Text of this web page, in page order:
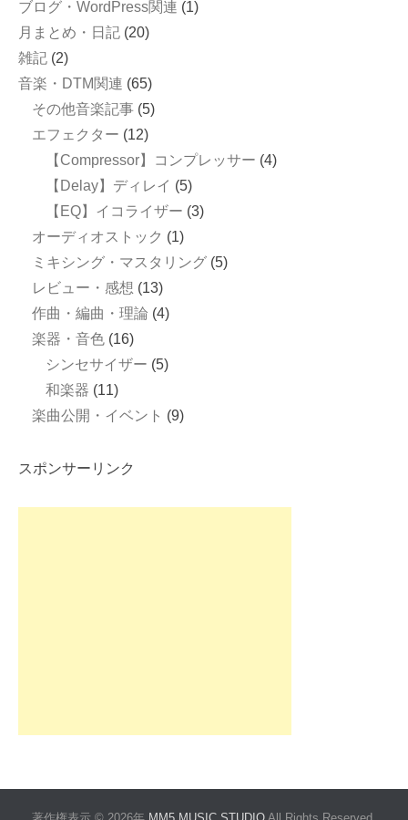
ブログ・WordPress関連 (1)
月まとめ・日記 (20)
雑記 (2)
音楽・DTM関連 (65)
その他音楽記事 (5)
エフェクター (12)
【Compressor】コンプレッサー (4)
【Delay】ディレイ (5)
【EQ】イコライザー (3)
オーディオストック (1)
ミキシング・マスタリング (5)
レビュー・感想 (13)
作曲・編曲・理論 (4)
楽器・音色 (16)
シンセサイザー (5)
和楽器 (11)
楽曲公開・イベント (9)
スポンサーリンク